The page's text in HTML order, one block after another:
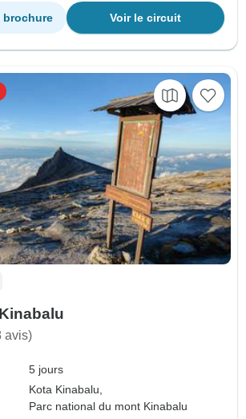
Voir le circuit
brochure
avis)
5 jours
Kota Kinabalu,
Parc national du mont Kinabalu